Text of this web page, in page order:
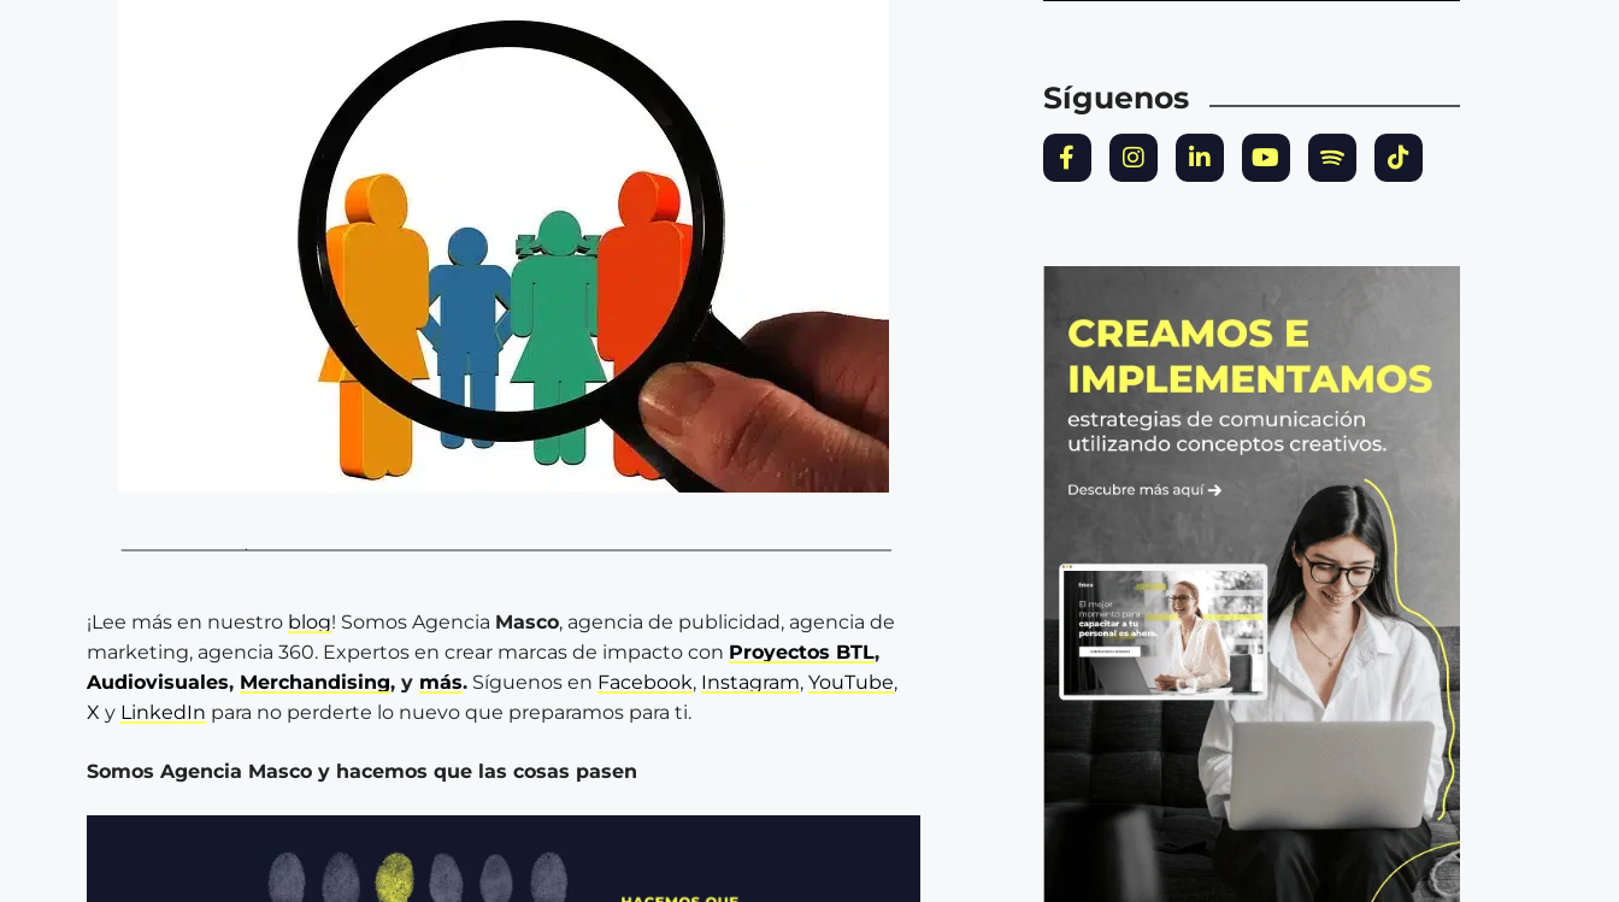
¡Lee más en nuestro blog! Somos Agencia Masco, agencia de publicidad, agencia de
marketing, agencia 360. Expertos en crear marcas de impacto con Proyectos BTL,
Audiovisuales, Merchandising, y más. Síguenos en Facebook, Instagram, YouTube,
X y LinkedIn para no perderte lo nuevo que preparamos para ti.
Somos Agencia Masco y hacemos que las cosas pasen
Síguenos